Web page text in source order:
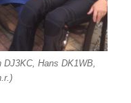
Hans DK1WB,